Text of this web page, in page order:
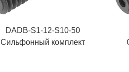
DADB-S1-12-S10-50
Сильфонный комплект